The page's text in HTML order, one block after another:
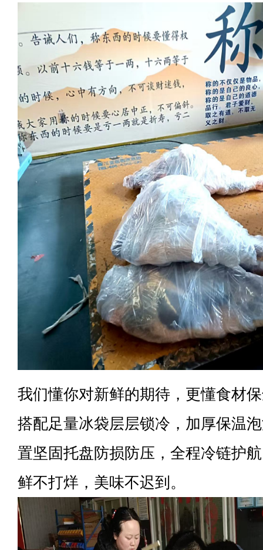
我们懂你对新鲜的期待，更懂食材
搭配足量冰袋层层锁冷，加厚保温
置坚固托盘防损防压，全程冷链护
鲜不打烊，美味不迟到。